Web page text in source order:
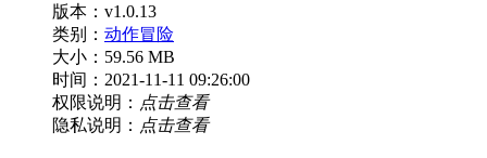
版本：v1.0.13
类别： 动作冒险
大小：59.56 MB
时间：2021-11-11 09:26:00
权限说明： 点击查看
隐私说明： 点击查看